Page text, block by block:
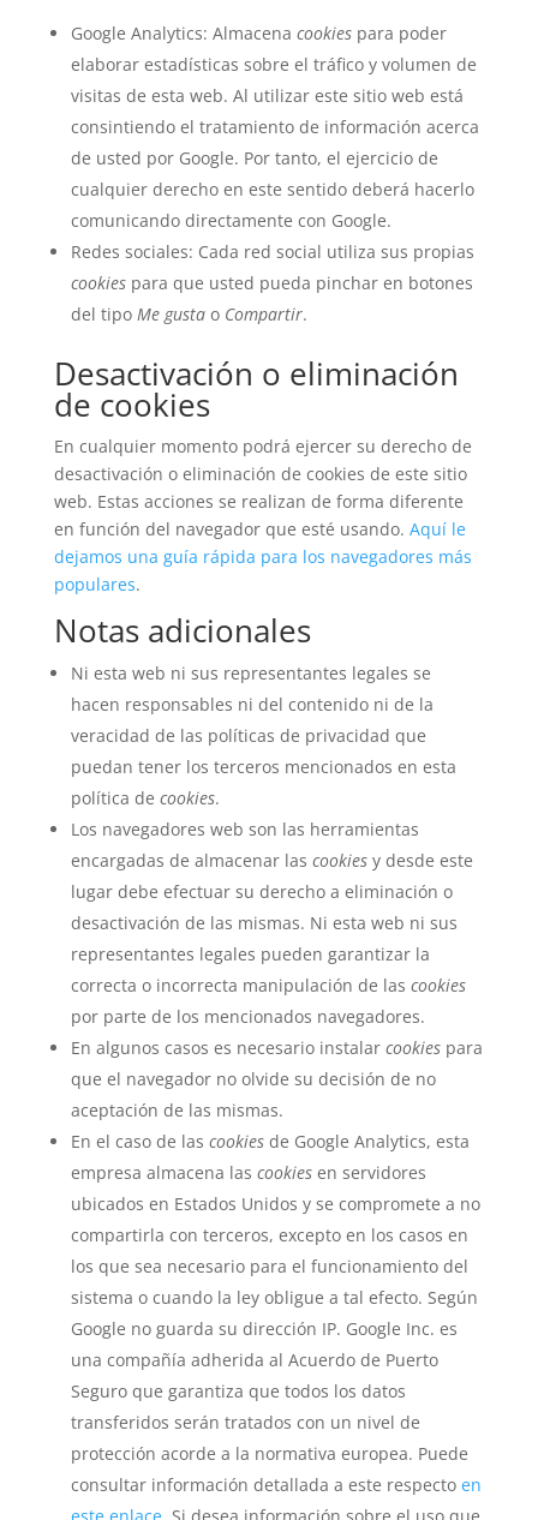
Google Analytics: Almacena cookiespara poder
elaborar estadísticas sobre el tráfico y volumen de
visitas de esta web. Al utilizar este sitio web está
consintiendo el tratamiento de información acerca
de usted por Google. Por tanto, el ejercicio de
cualquier derecho en este sentido deberá hacerlo
comunicando directamente con Google.
Redes sociales: Cada red social utiliza sus propias
cookiespara que usted pueda pinchar en botones
del tipo Me gustao Compartir.
Desactivación o eliminación
de cookies
En cualquier momento podrá ejercer su derecho de
desactivación o eliminación de cookies de este sitio
web. Estas acciones se realizan de forma diferente
en función del navegador que esté usando. Aquí le
dejamos una guía rápida para los navegadores más
populares.
Notas adicionales
Ni esta web ni sus representantes legales se
hacen responsables ni del contenido ni de la
veracidad de las políticas de privacidad que
puedan tener los terceros mencionados en esta
política de cookies.
Los navegadores web son las herramientas
encargadas de almacenar las cookiesy desde este
lugar debe efectuar su derecho a eliminación o
desactivación de las mismas. Ni esta web ni sus
representantes legales pueden garantizar la
correcta o incorrecta manipulación de las cookies
por parte de los mencionados navegadores.
En algunos casos es necesario instalar cookiespara
que el navegador no olvide su decisión de no
aceptación de las mismas.
En el caso de las cookiesde Google Analytics, esta
empresa almacena las cookiesen servidores
ubicados en Estados Unidos y se compromete a no
compartirla con terceros, excepto en los casos en
los que sea necesario para el funcionamiento del
sistema o cuando la ley obligue a tal efecto. Según
Google no guarda su dirección IP. Google Inc. es
una compañía adherida al Acuerdo de Puerto
Seguro que garantiza que todos los datos
transferidos serán tratados con un nivel de
protección acorde a la normativa europea. Puede
consultar información detallada a este respecto en